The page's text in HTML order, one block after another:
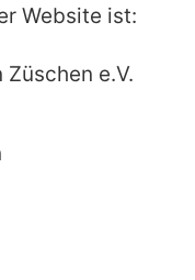
Website ist:
e.V.